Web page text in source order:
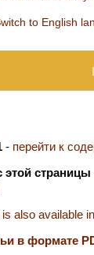
to English
- перейти к
страницы
also available
в формате